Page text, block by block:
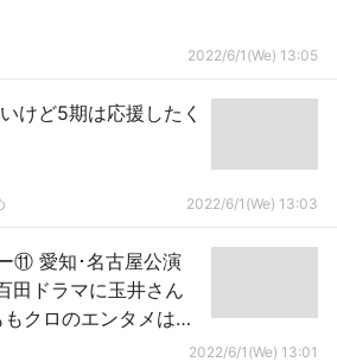
2022/6/1(We) 13:05
けど5期は応援したく
2022/6/1(We) 13:03
⑪ 愛知･名古屋公演
田ドラマに玉井さん
クロのエンタメは最
ーケース臭かった」2022/6/1(We) 13:01